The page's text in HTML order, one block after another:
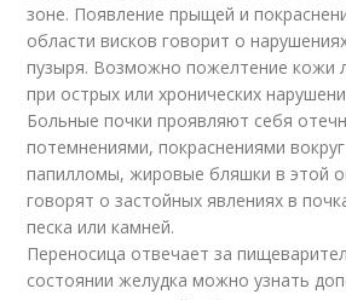
зоне. Появление прыщей и
области висков говорит о
пузыря. Возможно пожелтение кожи
при острых или хронических
Больные почки проявляют себя
потемнениями, покраснениями
папилломы, жировые бляшки в этой
говорят о застойных явлениях в
песка или камней.
Переносица отвечает за
состоянии желудка можно узнать